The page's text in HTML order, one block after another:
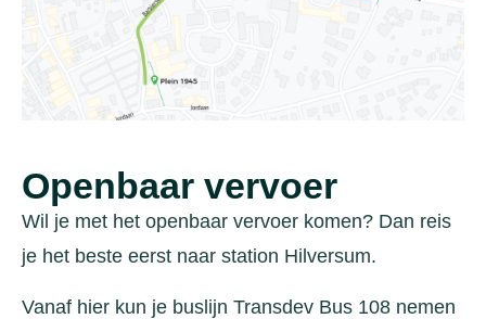
Openbaar vervoer
Wil je met het openbaar vervoer komen? Dan reis
je het beste eerst naar station Hilversum.
Vanaf hier kun je buslijn Transdev Bus 108 nemen